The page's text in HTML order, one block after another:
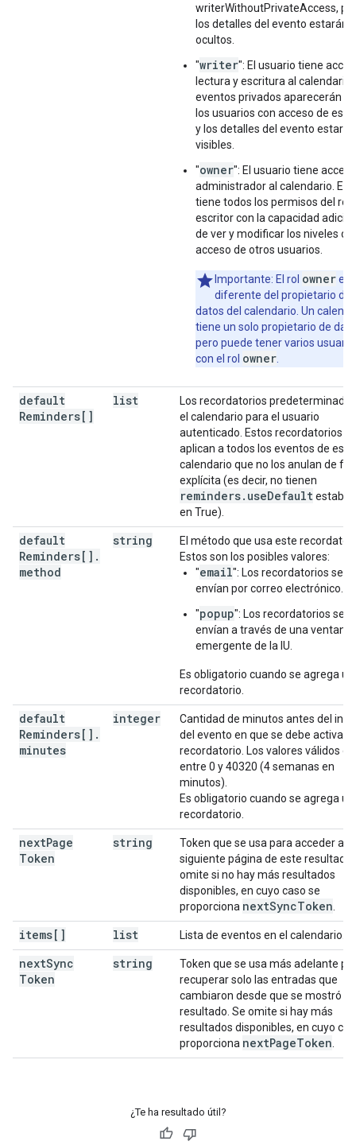
writerWithoutPrivateAccess,
los detalles del evento estarán
ocultos.
"writer": El usuario tiene
lectura y escritura al calendario.
eventos privados aparecerán
los usuarios con acceso de
y los detalles del evento estarán
visibles.
"owner": El usuario tiene
administrador al calendario.
tiene todos los permisos del rol
escritor con la capacidad
de ver y modificar los niveles de
acceso de otros usuarios.
Importante: El rol owneres
diferente del propietario de
datos del calendario. Un
tiene un solo propietario de
pero puede tener varios
con el rol owner
default
Reminders[]
list
Los recordatorios
el calendario para el usuario
autenticado. Estos recordatorios se
aplican a todos los eventos de este
calendario que no los anulan de
explícita (es decir, no tienen
reminders. useDefault
en True).
default
Reminders[] .
method
string
El método que usa este
Estos son los posibles valores:
"email": Los recordatorios se
envían por correo electrónico.
"popup": Los recordatorios se
envían a través de una ventana
emergente de la IU.
Es obligatorio cuando se agrega un
recordatorio.
default
Reminders[] .
minutes
integer
Cantidad de minutos antes del
del evento en que se debe activar
recordatorio. Los valores válidos
entre 0 y 40320 (4 semanas en
minutos).
Es obligatorio cuando se agrega un
recordatorio.
nextPage
Token
string
Token que se usa para acceder a la
siguiente página de este resultado.
omite si no hay más resultados
disponibles, en cuyo caso se
proporciona nextSyncToken
items[] list Lista de eventos en el calendario.
nextSync
Token
string
Token que se usa más adelante
recuperar solo las entradas que
cambiaron desde que se mostró
resultado. Se omite si hay más
resultados disponibles, en cuyo
proporciona nextPageToken
¿Te ha resultado útil?